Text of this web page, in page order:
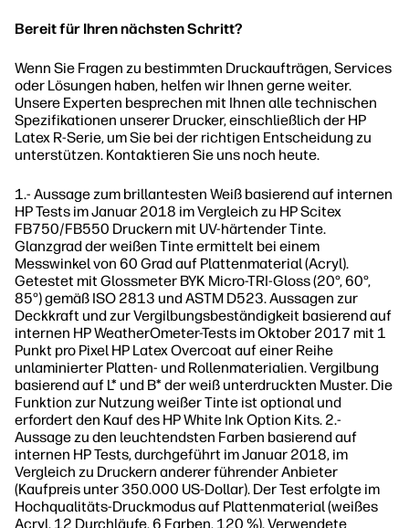
Bereit für Ihren nächsten Schritt?
Wenn Sie Fragen zu bestimmten Druckaufträgen, Services
oder Lösungen haben, helfen wir Ihnen gerne weiter.
Unsere Experten besprechen mit Ihnen alle technischen
Spezifikationen unserer Drucker, einschließlich der HP
Latex R-Serie, um Sie bei der richtigen Entscheidung zu
unterstützen. Kontaktieren Sie uns noch heute.
1.- Aussage zum brillantesten Weiß basierend auf internen
HP Tests im Januar 2018 im Vergleich zu HP Scitex
FB750/FB550 Druckern mit UV-härtender Tinte.
Glanzgrad der weißen Tinte ermittelt bei einem
Messwinkel von 60 Grad auf Plattenmaterial (Acryl).
Getestet mit Glossmeter BYK Micro-TRI-Gloss (20°, 60°,
85°) gemäß ISO 2813 und ASTM D523. Aussagen zur
Deckkraft und zur Vergilbungsbeständigkeit basierend auf
internen HP WeatherOmeter-Tests im Oktober 2017 mit 1
Punkt pro Pixel HP Latex Overcoat auf einer Reihe
unlaminierter Platten- und Rollenmaterialien. Vergilbung
basierend auf L* und B* der weiß unterdruckten Muster. Die
Funktion zur Nutzung weißer Tinte ist optional und
erfordert den Kauf des HP White Ink Option Kits. 2.-
Aussage zu den leuchtendsten Farben basierend auf
internen HP Tests, durchgeführt im Januar 2018, im
Vergleich zu Druckern anderer führender Anbieter
(Kaufpreis unter 350.000 US-Dollar). Der Test erfolgte im
Hochqualitäts-Druckmodus auf Plattenmaterial (weißes
Acryl, 12 Durchläufe, 6 Farben, 120 %). Verwendete